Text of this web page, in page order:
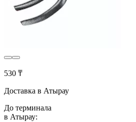
530 ₸
Доставка в Атырау
До терминала
в Атырау: